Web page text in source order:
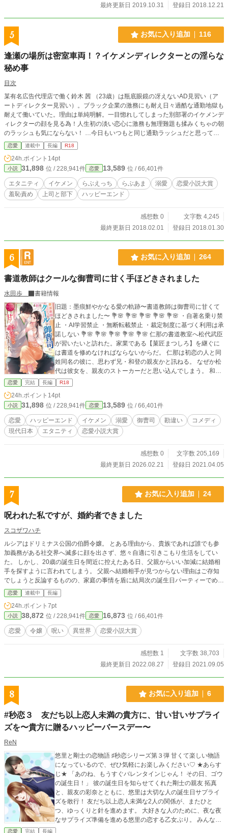
最終更新日 2019.10.31 登録日 2018.12.21
5 お気に入り追加 116
逢瀬の場所は密室車両！？イケメンディレクターとの淫らな
秘め事
目次
某有名広告代理店で働く鈴木 茜 （23歳）は瓶底眼鏡の冴えないAD見習い（ア
ートディレクター見習い）。ブラック企業の激務にも耐え日々過酷な通勤地獄も
耐えて働いていた。理由は単純明解。一目惚れしてしまった別部署のイケメンデ
ィレクターの顔を見る為！人生初の淡い恋心に激務も無理難題も揉みくちゃの朝
のラッシュも気にならない！ …今日もいつもと同じ通勤ラッシュだと思ってひ
たすら無心で耐えてたのになんだか背後に違和感が…！？
恋愛 連載中 長編 R18
24h.ポイント 14pt
小説 31,898 位 / 228,941件 恋愛 13,589 位 / 66,401件
エタニティ イケメン らぶえっち らぶあま 溺愛
恋愛小説大賞
羞恥責め
上司と部下 ハッピーエンド
感想数 0
文字数 4,245
最終更新日 2018.02.01
登録日 2018.01.30
6 お気に入り追加 264
書道教師はクールな御曹司に甘く手ほどきされました
水田歩
書籍情報
旧題：墨痕鮮やかなる愛の軌跡〜書道教師は御曹司に甘くて
ほどきされました〜 💐🌸 💐🌸 💐🌸 💐🌸 💐🌸 ・自著名乗り禁
止 ・AI学習禁止 ・無断転載禁止 ・裁定制度に基づく利用は承
諾しない 💐🌸 💐🌸 💐🌸 💐🌸 💐🌸 仁那の書道教室へ松代武臣
が習いたいと訪れた。家業である【菓匠まつしろ】を継ぐに
は書道を修めなければならないからだ。 仁那は初恋の人と同
姓同名の彼に、思わず兄・和登の親友かと訊ねる。 なぜか松
代は彼女を、親友のストーカーだと思い込んでしまう。 和登
に負い目をもつ松代は、仁那に色仕掛けをしかけて親友から
追い払おうと画策する。 2026/02 文庫化記念エピソード投稿
初出：ムーンライトノベルズ様 他、ベリーズカフェ様【R15
版】、 エブリスタ様投稿． ※書籍化に伴い、他サイト様
より削除しております．
恋愛 完結 長編 R18
24h.ポイント 14pt
小説 31,898 位 / 228,941件 恋愛 13,589 位 / 66,401件
恋愛 ハッピーエンド イケメン 溺愛 御曹司 勘違い
コメディ
現代日本
エタニティ 恋愛小説大賞
感想数 0
文字数 205,169
最終更新日 2026.02.21
登録日 2021.04.05
7 お気に入り追加 24
呪われた私ですが、婚約者できました
スコザワハチ
ルシアはドリミナス公国の伯爵令嬢。 とある理由から、貴族であれば誰でも参
加義務がある社交界へ滅多に顔を出さず、悠々自適に引きこもり生活をしてい
た。 しかし、20歳の誕生日を間近に控えたある日、父親からいい加減に結婚相
手を探すように言われてしまう。 父親へ結婚相手が見つからない理由はご存知
でしょうと反論するものの、家庭の事情を盾に結局次の誕生日パーティーでめぼ
しい婚約者を探すことになるルシア。 気が進まない中、迎える20歳の誕生日パ
ーティー。 そのパーティーで彼女は運命の相手と出会う。 いや、彼女ではな
く、彼にとっての運命の出会いか。 これは呪われた伯爵令嬢のルシアと運命の
婚約者との物語。
恋愛 連載中 長編
24h.ポイント 7pt
小説 38,872 位 / 228,941件 恋愛 16,873 位 / 66,401件
恋愛 令嬢 呪い 異世界 恋愛小説大賞
感想数 1
文字数 38,703
最終更新日 2022.08.27
登録日 2021.09.05
8 お気に入り追加 6
#秒恋３ 友だち以上恋人未満の貴方に、甘い甘いサプライ
ズを〜貴方に贈るハッピーバースデー〜
ReN
悠里と剛士の恋物語 ♯秒恋シリーズ第３弾 甘くて楽しい物語
になっているので、ぜひ気軽にお楽しみください♡ ★あらす
じ★ 「あのね、もうすぐバレンタインじゃん！ その日、ゴウ
の誕生日！」 彼の誕生日を知らせてくれた剛士の親友 拓真
と、親友の彩奈とともに、悠里は大切な人の誕生日サプライ
ズを敢行！ 友だち以上恋人未満な2人の関係が、またひと
つ、ゆっくりと針を進めます。 大好きな人のために、夜な夜
なサプライズ準備を進める悠里の恋する乙女ぶり。 みんなで
お出かけする青春の1ページ。 そして、悠里と剛士の関係が
恋愛 完結 長編